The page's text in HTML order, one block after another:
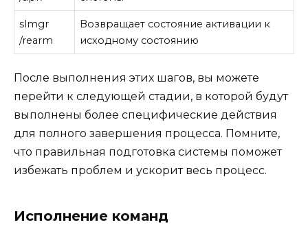
slmgr
/rearm
Возвращает состояние активации к
исходному состоянию
После выполнения этих шагов, вы можете
перейти к следующей стадии, в которой будут
выполнены более специфические действия
для полного завершения процесса. Помните,
что правильная подготовка системы поможет
избежать проблем и ускорит весь процесс.
Исполнение команд